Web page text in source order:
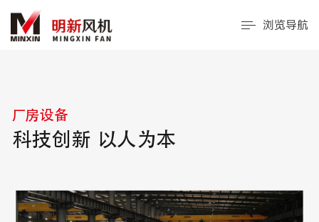
浏览导航
厂房设备
科技创新 以人为本